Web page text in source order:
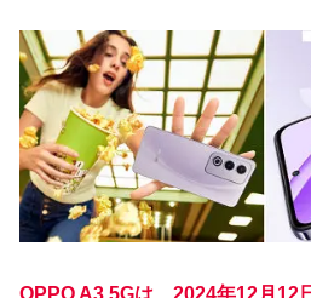
OPPO A3 5Gは、2024年12月12